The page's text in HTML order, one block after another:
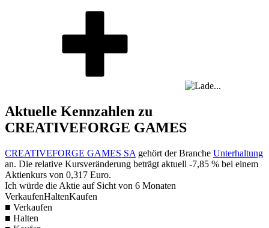
Aktuelle Kennzahlen zu
CREATIVEFORGE GAMES
CREATIVEFORGE GAMES SA gehört der Branche Unterhaltung
an. Die relative Kursveränderung beträgt aktuell -7,85 % bei einem
Aktienkurs von 0,317 Euro.
Ich würde die Aktie auf Sicht von 6 Monaten
VerkaufenHaltenKaufen
■ Verkaufen
■ Halten